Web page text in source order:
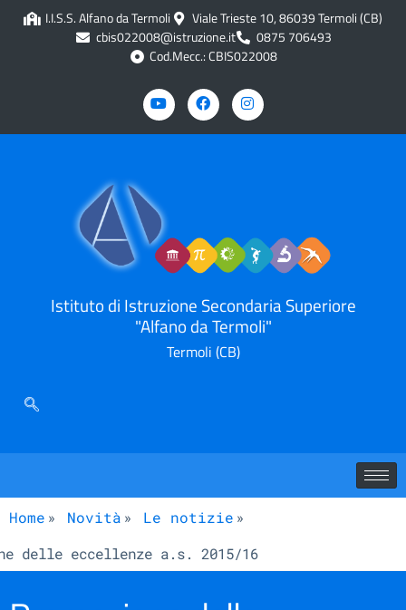
I.I.S.S. Alfano da Termoli
Viale Trieste 10, 86039 Termoli (CB)
cbis022008@istruzione.it
0875 706493
Cod.Mecc.: CBIS022008
Istituto di Istruzione Secondaria Superiore
"Alfano da Termoli"
Termoli (CB)
Home Novità
Le notizie
delle eccellenze a.s. 2015/16